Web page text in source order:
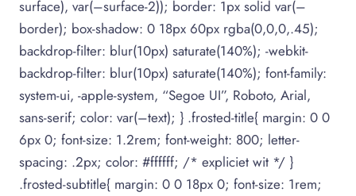
surface), var(–surface-2)); border: 1px solid var(–
border); box-shadow: 0 18px 60px rgba(0,0,0,.45);
backdrop-filter: blur(10px) saturate(140%); -webkit-
backdrop-filter: blur(10px) saturate(140%); font-family:
system-ui, -apple-system, “Segoe UI”, Roboto, Arial,
sans-serif; color: var(–text); } .frosted-title{ margin: 0 0
6px 0; font-size: 1.2rem; font-weight: 800; letter-
spacing: .2px; color: #ffffff; /* expliciet wit */ }
.frosted-subtitle{ margin: 0 0 18px 0; font-size: 1rem;